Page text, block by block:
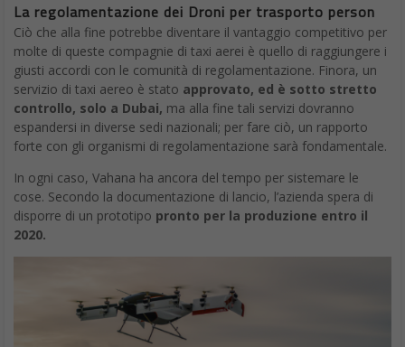
La regolamentazione dei Droni per trasporto person
Ciò che alla fine potrebbe diventare il vantaggio competitivo per
molte di queste compagnie di taxi aerei è quello di raggiungere i
giusti accordi con le comunità di regolamentazione. Finora, un
servizio di taxi aereo è stato approvato, ed è sotto stretto
controllo, solo a Dubai, ma alla fine tali servizi dovranno
espandersi in diverse sedi nazionali; per fare ciò, un rapporto
forte con gli organismi di regolamentazione sarà fondamentale.
In ogni caso, Vahana ha ancora del tempo per sistemare le
cose. Secondo la documentazione di lancio, l’azienda spera di
disporre di un prototipo pronto per la produzione entro il
2020.